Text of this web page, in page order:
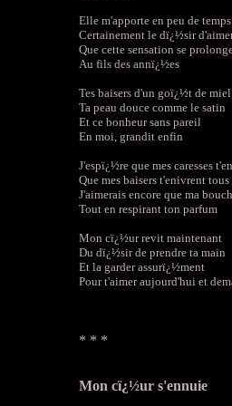
Elle m'apporte en peu de temps
Certainement le dï¿½sir
Que cette sensation se
Au fils des annï¿½es
Tes baisers d'un goï¿½t de miel
Ta peau douce comme le satin
Et ce bonheur sans pareil
En moi, grandit enfin
J'espï¿½re que mes caresses
Que mes baisers t'enivrent
J'aimerais encore que ma
Tout en respirant ton parfum
Mon cï¿½ur revit maintenant
Du dï¿½sir de prendre ta main
Et la garder assurï¿½ment
Pour t'aimer aujourd'hui et
* * *
Mon cï¿½ur s'ennuie